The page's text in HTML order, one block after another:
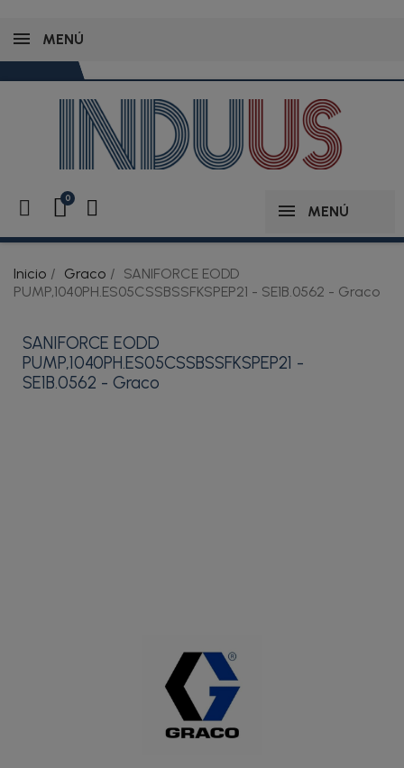
MENÚ
MENÚ
Inicio Graco
SANIFORCE EODD
PUMP,1040PH.ES05CSSBSSFKSPEP21 - SE1B.0562 - Graco
SANIFORCE EODD
PUMP,1040PH.ES05CSSBSSFKSPEP21 -
SE1B.0562 - Graco